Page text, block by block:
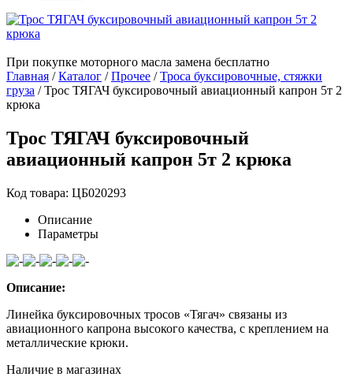
При покупке моторного масла замена бесплатно
Главная /Каталог /Прочее /Троса буксировочные, стяжки
груза /Трос ТЯГАЧ буксировочный авиационный капрон 5т 2
крюка
Трос ТЯГАЧ буксировочный
авиационный капрон 5т 2 крюка
Код товара: ЦБ020293
Описание
Параметры
Описание:
Линейка буксировочных тросов «Тягач» связаны из
авиационного капрона высокого качества, с креплением на
металлические крюки.
Наличие в магазинах